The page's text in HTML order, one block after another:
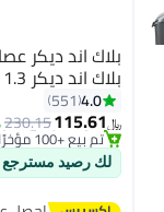
بلاك اند ديكر
بلاك اند ديكر 1.3 L 400 W JE400-B5 أبيض
4.0
551
﷼‏115.61
230.15
#2 في العصارات
أقل سعر في 7 يوم
تم بيع +100 مؤخرًا
#2 في العصارات
لك رصيد مسترجع